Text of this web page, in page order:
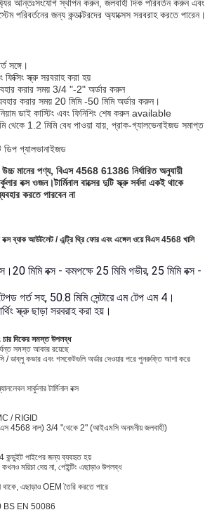
আন্তঃসংযোগ স্থাপন করুন, জলবাহী দিক পরিবর্তন করুন এবং
পরিবর্তনের জন্য কন্ডাক্টরদের অ্যাক্সেস সরবরাহ করতে পারেন।
সঙ্গে।
স্ক্রু সরবরাহ করা হয়
করার সময় 3/4 "-2" অর্ডার করুন
করার সময় 20 মিমি -50 মিমি অর্ডার করুন।
ডাই কাস্টিং এবং ফিনিশিং শেষ করুন available
থেকে 1.2 মিমি বেধ পাওয়া যায়, প্রাক-গ্যালভেনাইজড সমাপ্ত
ডিপ গ্যালভানাইজড
মানের পণ্য, বিএস 4568 61386 নির্ধারিত অনুযায়ী
বক্স ওজন।টার্মিনাল বাক্সের দুটি স্ক্রু সর্বদা একই থাকে
করতে পারবেন না
বক্স ব্যাক আউটলেট / এন্ট্রি থ্রি ফোর এবং এঙ্গেল ওয়ে বিএস 4568 খালি
মিমি বক্স - কমপক্ষে 25 মিমি গভীর, 25 মিমি বক্স -
গর্ত সহ, 50.8 মিমি সেন্টারে এম টেপ এম 4।
স্ক্রু ছাড়া সরবরাহ করা হয়।
দিকের সমস্ত উপলব্ধ
সমস্ত আকার রয়েছে
/ ডাব্লু কভার এবং গসকেটগুলি অর্ডার দেওয়ার পরে পুনরুক্তি আশা করে
সার্কুলার টার্মিনাল বক্স
/ RIGID
4568 নাল) 3/4 "থেকে 2" (আইএমসি অনমনীয় জলবাহী)
পাইপের জন্য ব্যবহৃত হয়
মরিচা দেয় না, পেইন্টিং এছাড়াও উপলব্ধ
থাকে, এছাড়াও OEM তৈরি করতে পারে
BS EN 50086